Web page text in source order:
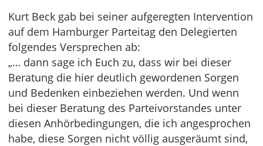
Kurt Beck gab bei seiner aufgeregten Intervention
auf dem Hamburger Parteitag den Delegierten
folgendes Versprechen ab:
„… dann sage ich Euch zu, dass wir bei dieser
Beratung die hier deutlich gewordenen Sorgen
und Bedenken einbeziehen werden. Und wenn
bei dieser Beratung des Parteivorstandes unter
diesen Anhörbedingungen, die ich angesprochen
habe, diese Sorgen nicht völlig ausgeräumt sind,